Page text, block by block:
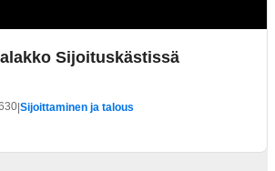
Sijoituskästissä
Sijoittaminen ja talous